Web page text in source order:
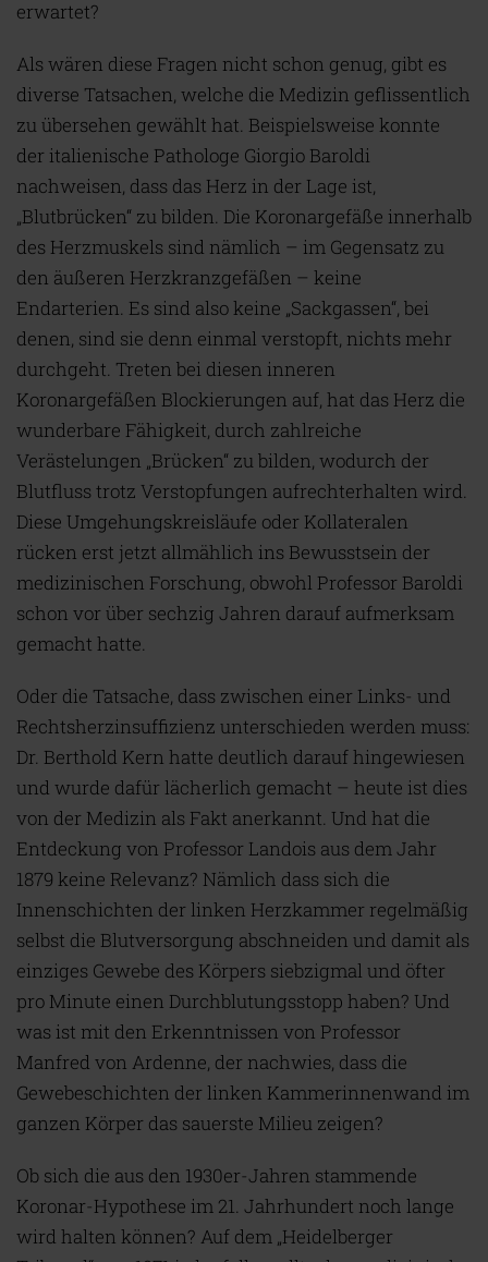
erwartet?
Als wären diese Fragen nicht schon genug, gibt es
diverse Tatsachen, welche die Medizin geflissentlich
zu übersehen gewählt hat. Beispielsweise konnte
der italienische Pathologe Giorgio Baroldi
nachweisen, dass das Herz in der Lage ist,
„Blutbrücken“ zu bilden. Die Koronargefäße innerhalb
des Herzmuskels sind nämlich – im Gegensatz zu
den äußeren Herzkranzgefäßen – keine
Endarterien. Es sind also keine „Sackgassen“, bei
denen, sind sie denn einmal verstopft, nichts mehr
durchgeht. Treten bei diesen inneren
Koronargefäßen Blockierungen auf, hat das Herz die
wunderbare Fähigkeit, durch zahlreiche
Verästelungen „Brücken“ zu bilden, wodurch der
Blutfluss trotz Verstopfungen aufrechterhalten wird.
Diese Umgehungskreisläufe oder Kollateralen
rücken erst jetzt allmählich ins Bewusstsein der
medizinischen Forschung, obwohl Professor Baroldi
schon vor über sechzig Jahren darauf aufmerksam
gemacht hatte.
Oder die Tatsache, dass zwischen einer Links- und
Rechtsherzinsuffizienz unterschieden werden muss:
Dr. Berthold Kern hatte deutlich darauf hingewiesen
und wurde dafür lächerlich gemacht – heute ist dies
von der Medizin als Fakt anerkannt. Und hat die
Entdeckung von Professor Landois aus dem Jahr
1879 keine Relevanz? Nämlich dass sich die
Innenschichten der linken Herzkammer regelmäßig
selbst die Blutversorgung abschneiden und damit als
einziges Gewebe des Körpers siebzigmal und öfter
pro Minute einen Durchblutungsstopp haben? Und
was ist mit den Erkenntnissen von Professor
Manfred von Ardenne, der nachwies, dass die
Gewebeschichten der linken Kammerinnenwand im
ganzen Körper das sauerste Milieu zeigen?
Ob sich die aus den 1930er-Jahren stammende
Koronar-Hypothese im 21. Jahrhundert noch lange
wird halten können? Auf dem „Heidelberger